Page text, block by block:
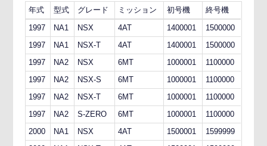
年式 型式 グレード ミッション 初号機
終号機
1997
NA1 NSX 4AT 1400001
1500000
1997
NA1 NSX-T 4AT 1400001
1500000
1997
NA2 NSX 6MT 1000001
1100000
1997
NA2 NSX-S 6MT 1000001
1100000
1997
NA2 NSX-T 6MT 1000001
1100000
1997
NA2 S-ZERO 6MT 1000001
1100000
2000
NA1 NSX 4AT 1500001
1599999